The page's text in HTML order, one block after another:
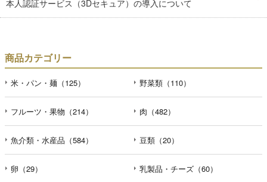
本人認証サービス（3Dセキュア）の導入について
商品カテゴリー
米・パン・麺（125） 野菜類（110）
フルーツ・果物（214） 肉（482）
魚介類・水産品（584） 豆類（20）
卵（29） 乳製品・チーズ（60）